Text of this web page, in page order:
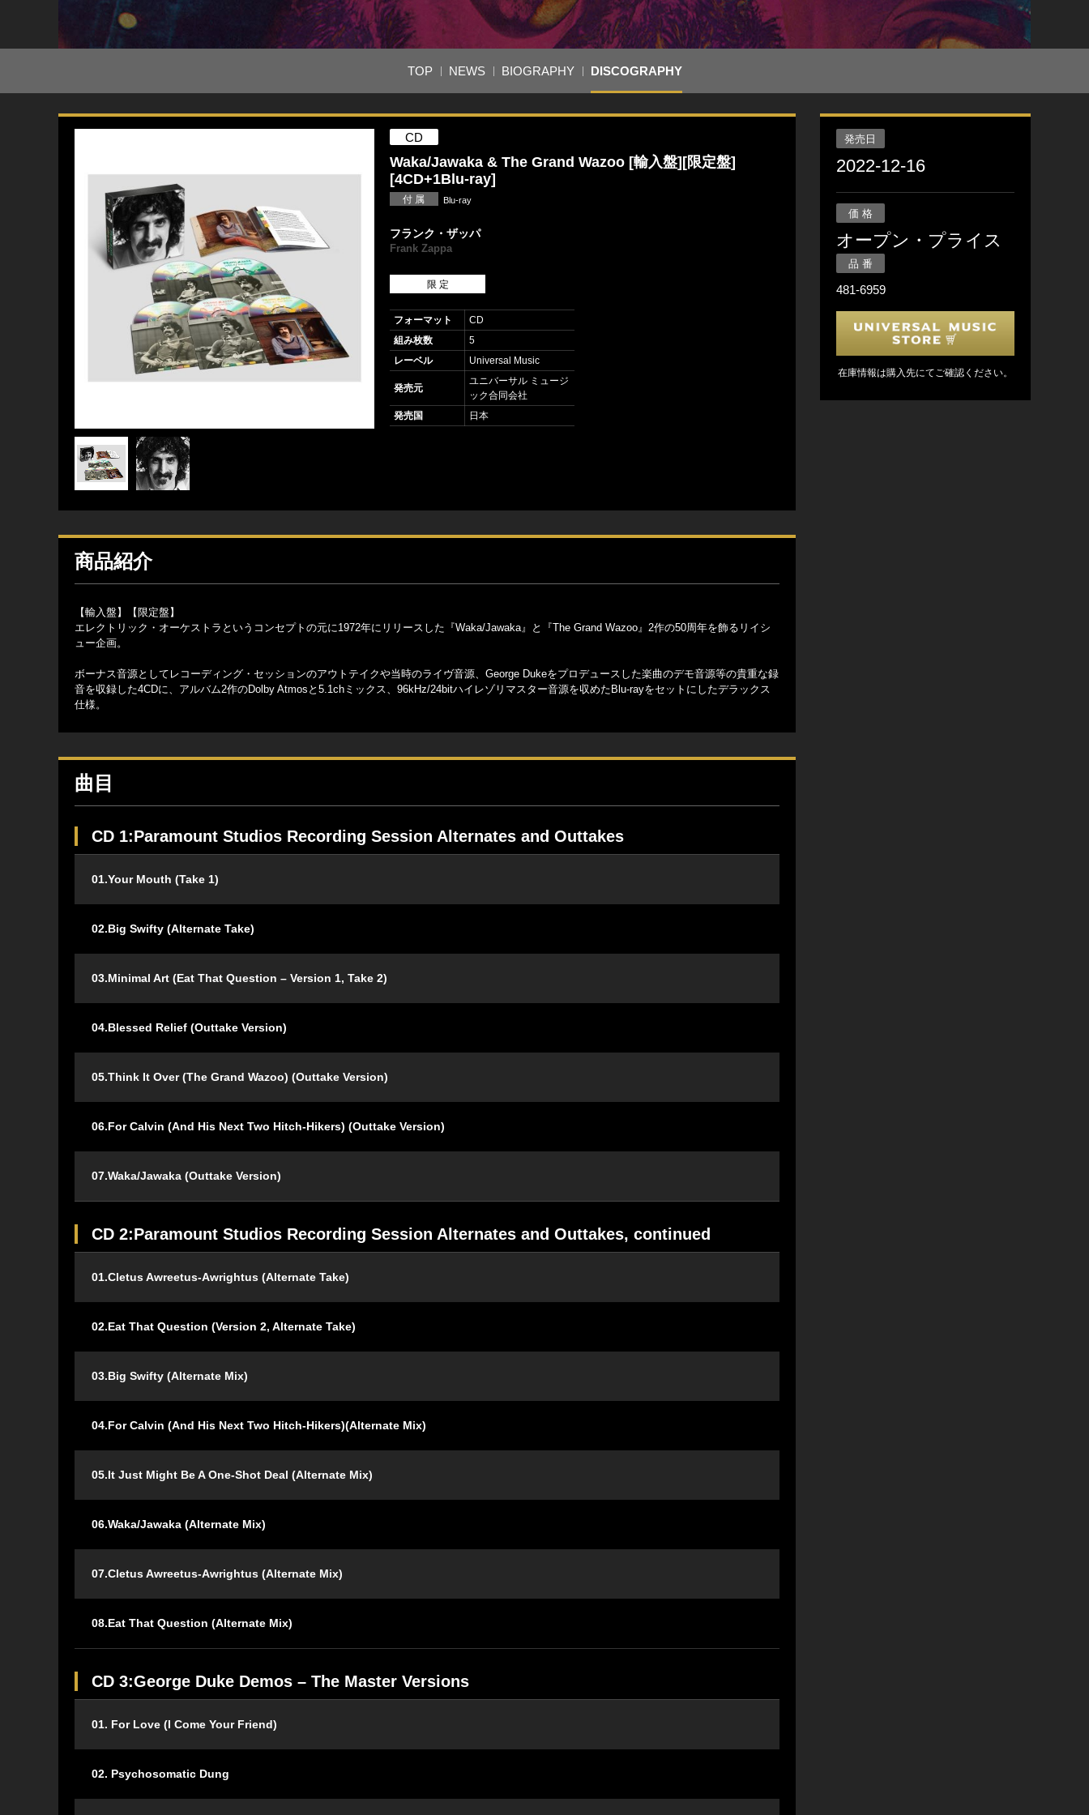
TOP NEWS BIOGRAPHY DISCOGRAPHY
CD
Waka/Jawaka & The Grand Wazoo [輸入盤][限定盤]
[4CD+1Blu-ray]
付 属 Blu-ray
フランク・ザッパ
Frank Zappa
限 定
フォーマット
CD
組み枚数
5
レーベル
Universal Music
発売元
ユニバーサル ミュージ
ック合同会社
発売国
日本
商品紹介
【輸入盤】【限定盤】
エレクトリック・オーケストラというコンセプトの元に1972年にリリースした『Waka/Jawaka』と『The Grand Wazoo』2作の50周年を飾るリイシ
ュー企画。
ボーナス音源としてレコーディング・セッションのアウトテイクや当時のライヴ音源、George Dukeをプロデュースした楽曲のデモ音源等の貴重な録
音を収録した4CDに、アルバム2作のDolby Atmosと5.1chミックス、96kHz/24bitハイレゾリマスター音源を収めたBlu-rayをセットにしたデラックス
仕様。
曲目
CD 1:Paramount Studios Recording Session Alternates and Outtakes
01.Your Mouth (Take 1)
02.Big Swifty (Alternate Take)
03.Minimal Art (Eat That Question – Version 1, Take 2)
04.Blessed Relief (Outtake Version)
05.Think It Over (The Grand Wazoo) (Outtake Version)
06.For Calvin (And His Next Two Hitch-Hikers) (Outtake Version)
07.Waka/Jawaka (Outtake Version)
CD 2:Paramount Studios Recording Session Alternates and Outtakes, continued
01.Cletus Awreetus-Awrightus (Alternate Take)
02.Eat That Question (Version 2, Alternate Take)
03.Big Swifty (Alternate Mix)
04.For Calvin (And His Next Two Hitch-Hikers)(Alternate Mix)
05.It Just Might Be A One-Shot Deal (Alternate Mix)
06.Waka/Jawaka (Alternate Mix)
07.Cletus Awreetus-Awrightus (Alternate Mix)
08.Eat That Question (Alternate Mix)
CD 3:George Duke Demos – The Master Versions
01. For Love (I Come Your Friend)
02. Psychosomatic Dung
発売日
2022-12-16
価 格
オープン・プライス
品 番
481-6959
在庫情報は購入先にてご確認ください。